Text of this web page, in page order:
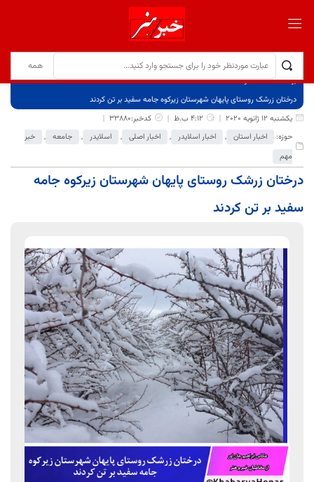
برگ نخست
نوشته‌ها
درختان زرشک روستای پایهان شهرستان زیرکوه جامه سفید بر تن کردند
یکشنبه 12 ژانویه 2020
4:12 ب.ظ
کدخبر:33880
حوزه:
اخبار استان , اخبار اسلایدر , اخبار اصلی , اسلایدر , جامعه ,
خبر
مهم
درختان زرشک روستای پایهان شهرستان زیرکوه جامه
سفید بر تن کردند